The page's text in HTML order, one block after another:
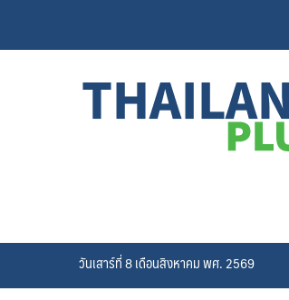
content
วันเสาร์ที่ 8 เดือนสิงหาคม พศ. 2569